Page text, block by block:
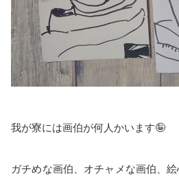
我が寮には画伯が何人かいます🤪
ガチめな画伯、オチャメな画伯、